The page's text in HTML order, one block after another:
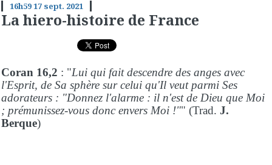
16h5917 sept. 2021
La hiero-histoire de France
Coran 16,2 : "Lui qui fait descendre des anges avec
l'Esprit, de Sa sphère sur celui qu'Il veut parmi Ses
adorateurs : "Donnez l'alarme : il n'est de Dieu que Moi
; prémunissez-vous donc envers Moi !"" (Trad. J.
Berque)